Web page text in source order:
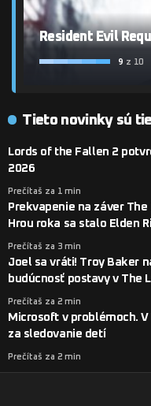
Resident Evil
9 z 10
Tieto novinky sú
Lords of the Fallen 2
2026
Prečítaš za 1 min
Prekvapenie na záver The
Hrou roka sa stalo Elden
Prečítaš za 3 min
Joel sa vráti! Troy Baker
budúcnosť postavy v The
Prečítaš za 2 min
Microsoft v problémoch.
za sledovanie detí
Prečítaš za 2 min